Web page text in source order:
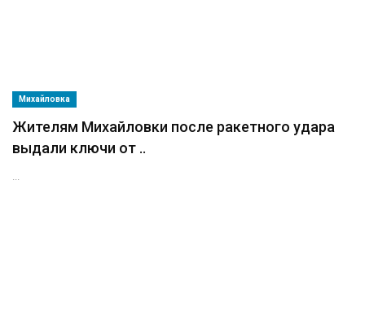
Михайловка
Жителям Михайловки после ракетного удара
выдали ключи от ..
...